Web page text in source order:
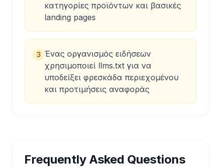
κατηγορίες προϊόντων και βασικές
landing pages
3 Ένας οργανισμός ειδήσεων
χρησιμοποιεί llms.txt για να
υποδείξει φρεσκάδα περιεχομένου
και προτιμήσεις αναφοράς
Frequently Asked Questions